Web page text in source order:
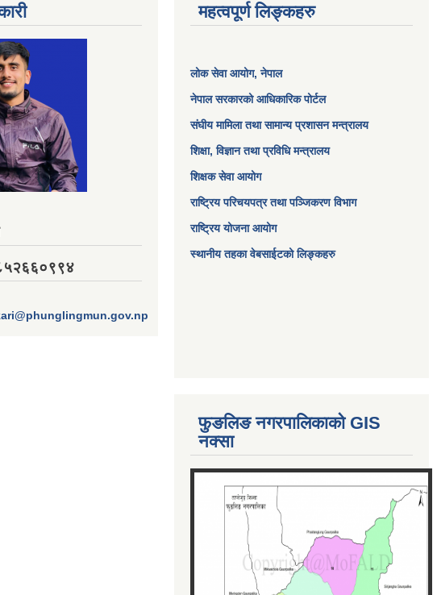
महत्वपूर्ण लिङ्कहरु
लोक सेवा आयोग, नेपाल
नेपाल सरकारको आधिकारिक पोर्टल
संघीय मामिला तथा सामान्य प्रशासन मन्त्रालय
शिक्षा, विज्ञान तथा प्रविधि मन्त्रालय
शिक्षक सेवा आयोग
राष्ट्रिय परिचयपत्र तथा पञ्जिकरण विभाग
राष्ट्रिय योजना आयोग
स्थानीय तहका वेबसाईटको लिङ्कहरु
फुङलिङ नगरपालिकाको GIS
नक्सा